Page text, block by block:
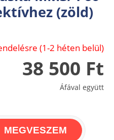
(zöld)
(1-2 héten belül)
38 500 Ft
Áfával együtt
MEGVESZEM